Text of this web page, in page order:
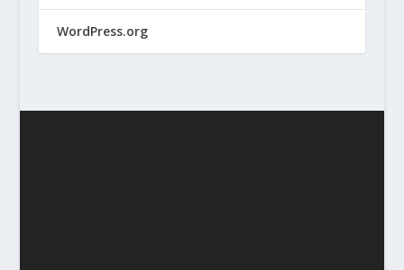
WordPress.org